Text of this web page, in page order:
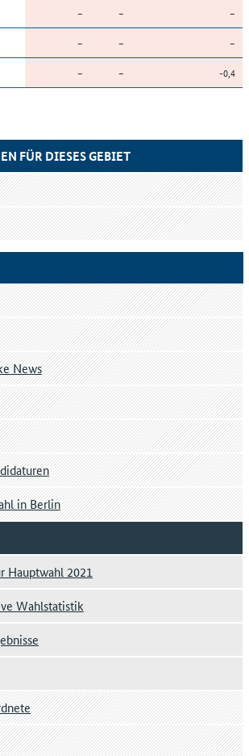
– – –
– – –
– – -0,4
News
in Berlin
Hauptwahl 2021
Wahlstatistik
FÜR DIESES GEBIET